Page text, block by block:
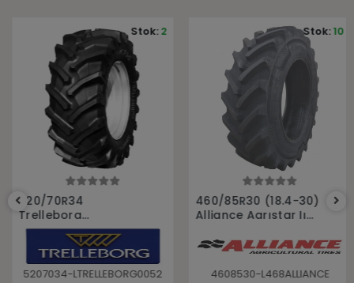
520/70R34
Trelleborg
148A8(148B) Tm700
Tl Radyal Traktör
Lastiği
5207034-LTRELLEBORG0052
Stok:2
Sepete Ekle
460/85R30 (18.4-30)
Alliance Agrıstar Iı
Traktör lastiği
4608530-L468ALLIANCE
Stok:10